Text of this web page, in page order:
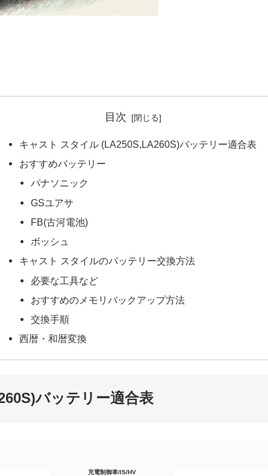
目次
キャスト スタイル (LA250S,LA260S)バッテリー適合表
おすすめバッテリー
パナソニック
GSユアサ
FB(古河電池)
ボッシュ
キャスト スタイルのバッテリー交換方法
必要な工具など
おすすめのメモリバックアップ方法
交換手順
西暦・和暦変換
バッテリー適合表
充電制御車/IS/HV